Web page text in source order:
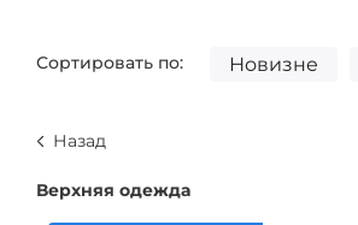
Сортировать по: Новизне
Назад
Верхняя одежда